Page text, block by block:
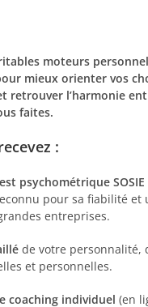
moteurs
mieux orienter vos
retrouver l’harmonie
faites.
:
psychométrique SOSIE
pour sa fiabilité et
entreprises.
de votre personnalité,
et personnelles.
coaching individuel (en